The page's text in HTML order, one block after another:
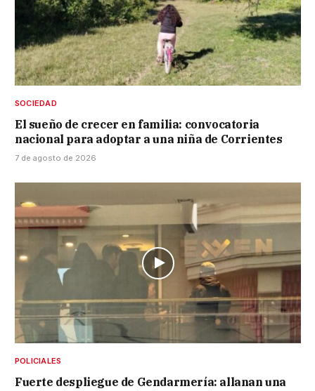
SOCIEDAD
El sueño de crecer en familia: convocatoria
nacional para adoptar a una niña de Corrientes
7 de agosto de 2026
POLICIALES
Fuerte despliegue de Gendarmería: allanan una